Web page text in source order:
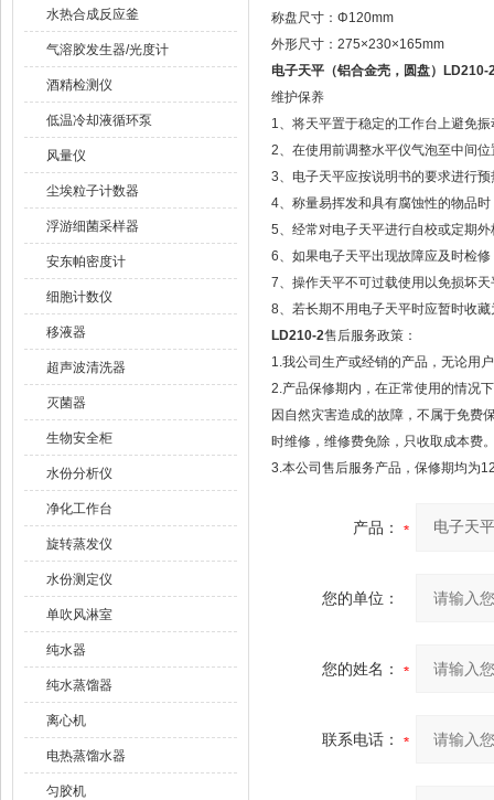
水热合成反应釜
气溶胶发生器/光度计
酒精检测仪
低温冷却液循环泵
风量仪
尘埃粒子计数器
浮游细菌采样器
安东帕密度计
细胞计数仪
移液器
超声波清洗器
灭菌器
生物安全柜
水份分析仪
净化工作台
旋转蒸发仪
水份测定仪
单吹风淋室
纯水器
纯水蒸馏器
离心机
电热蒸馏水器
匀胶机
称盘尺寸：Φ120mm
外形尺寸：275×230×165mm
电子天平（铝合金壳，圆盘）LD210-
维护保养
1、将天平置于稳定的工作台上避免
2、在使用前调整水平仪气泡至中间位
3、电子天平应按说明书的要求进行预
4、称量易挥发和具有腐蚀性的物品
5、经常对电子天平进行自校或定期
6、如果电子天平出现故障应及时检修
7、操作天平不可过载使用以免损坏天
8、若长期不用电子天平时应暂时收藏
LD210-2售后服务政策：
1.我公司生产或经销的产品，无论用
2.产品保修期内，在正常使用的情况
因自然灾害造成的故障，不属于免费
时维修，维修费免除，只收取成本费
3.本公司售后服务产品，保修期均为
产品：
您的单位：
您的姓名：
联系电话：